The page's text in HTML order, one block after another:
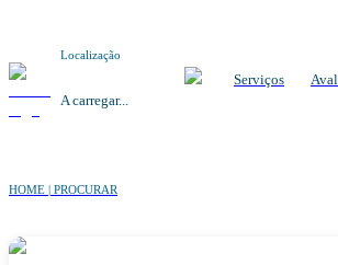
Localização
A carregar...
Serviços
HOME | PROCURAR